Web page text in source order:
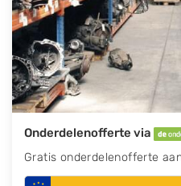
Onderdelenofferte via
Gratis onderdelenofferte